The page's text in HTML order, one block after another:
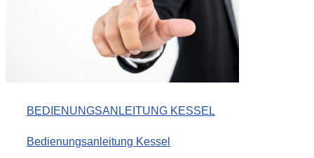
BEDIENUNGSANLEITUNG KESSEL
Bedienungsanleitung Kessel